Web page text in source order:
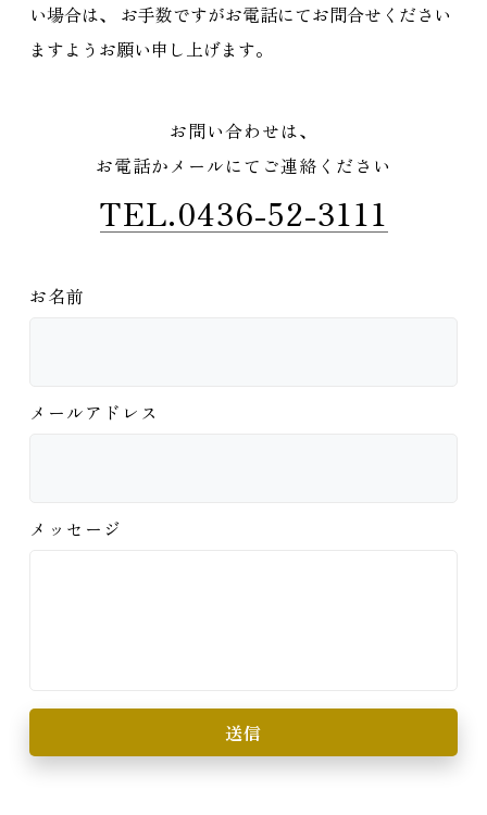
い場合は、
お手数ですがお電話にてお問合せください
ますようお願い申し上げます。
お問い合わせは、
お電話かメールにてご連絡ください
TEL.0436-52-3111
お名前
メールアドレス
メッセージ